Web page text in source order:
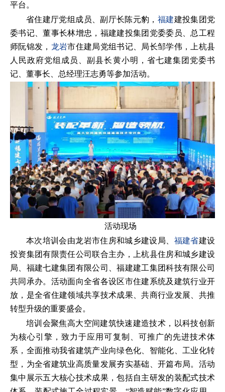
平台。
省住建厅党组成员、副厅长陈元豹， 福建建投集团党
委书记、董事长林增忠，福建建投集团党委委员、总工程
师阮锦发， 龙岩市住建局党组书记、局长邹学伟，上杭县
人民政府党组成员、副县长黄小明，省七建集团党委书
记、董事长、总经理汪志勇等参加活动。
活动现场
本次培训会由龙岩市住房和城乡建设局、 福建省建设
投资集团有限责任公司联合主办，上杭县住房和城乡建设
局、福建七建集团有限公司、福建建工集团科技有限公司
共同承办。活动面向全省各设区市住建系统及建筑行业开
放，是全省住建领域共享技术成果、共商行业发展、共推
转型升级的重要盛会。
培训会聚焦高大空间建筑快速建造技术，以科技创新
为核心引擎，致力于应用可复制、可推广的先进技术体
系，全面推动我省建筑产业向绿色化、智能化、工业化转
型，为全省建筑业高质量发展夯实基础、开篇布局。活动
集中展示五大核心技术成果，包括自主研发的装配式技术